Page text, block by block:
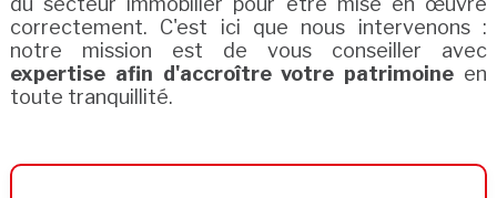
correctement. C'est ici que nous intervenons :
notre mission est de vous conseiller avec
expertise afin d'accroître votre patrimoine en
toute tranquillité.